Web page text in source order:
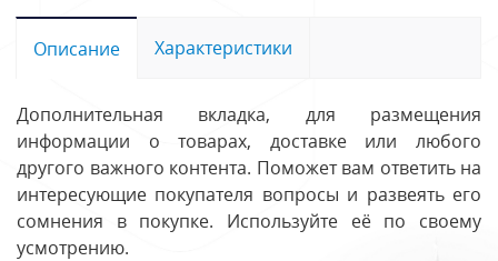
Описание Характеристики
Дополнительная вкладка, для размещения
информации о товарах, доставке или любого
другого важного контента. Поможет вам ответить на
интересующие покупателя вопросы и развеять его
сомнения в покупке. Используйте её по своему
усмотрению.